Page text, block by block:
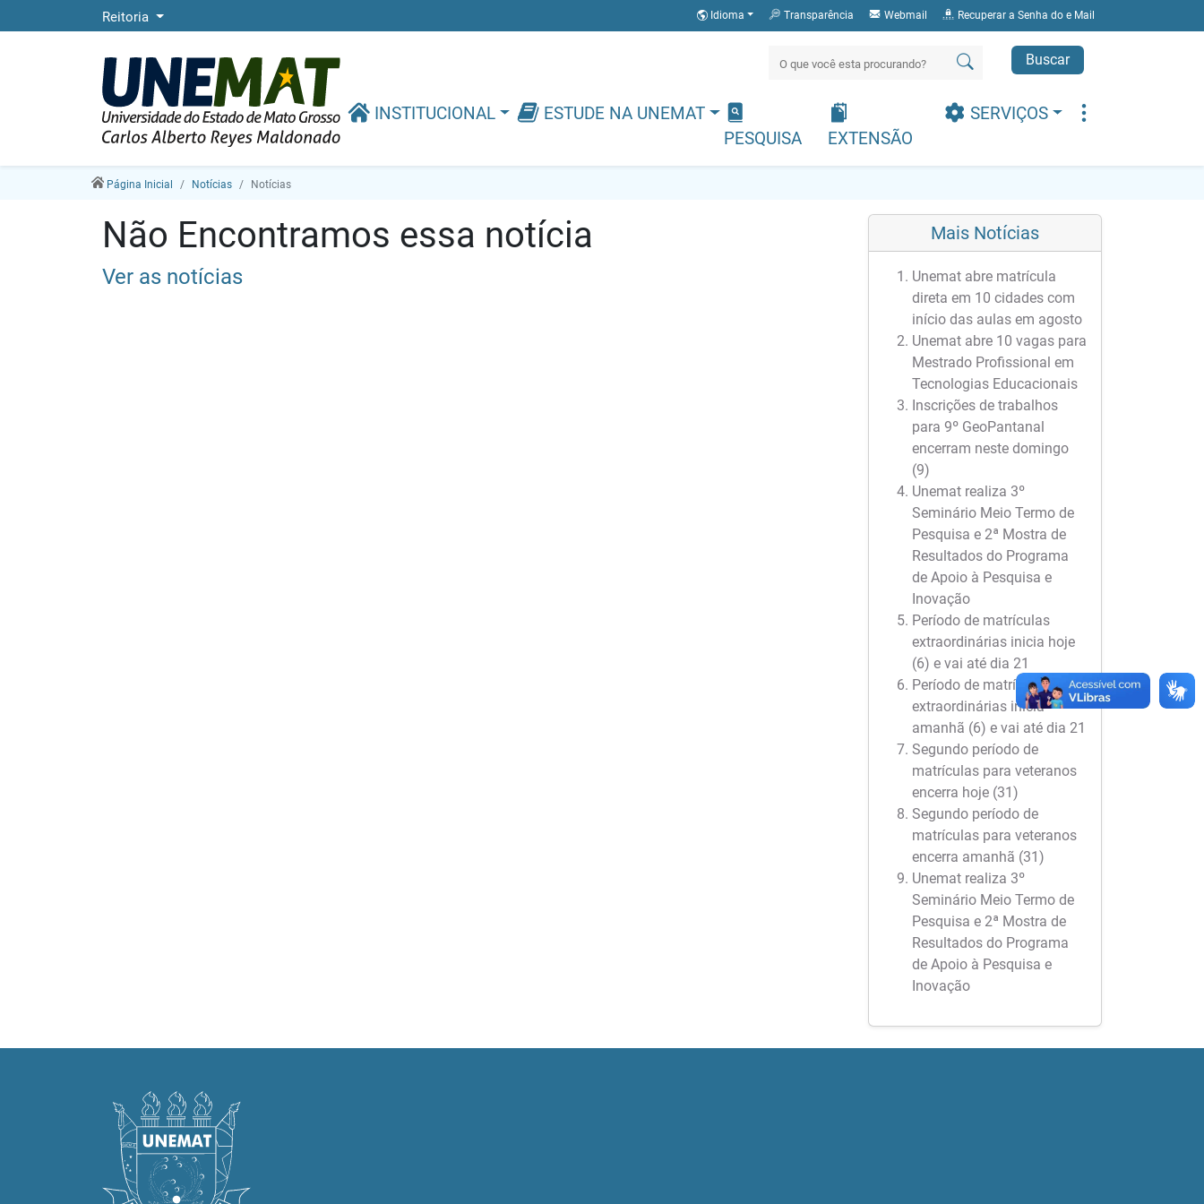
Reitoria Idioma Transparência Webmail Recuperar a Senha do e Mail
Buscar
INSTITUCIONAL
ESTUDE NA UNEMAT
PESQUISA
EXTENSÃO
SERVIÇOS
Página Inicial Notícias Notícias
Não Encontramos essa notícia
Ver as notícias
Mais Notícias
Unemat abre matrícula
direta em 10 cidades com
início das aulas em agosto
Unemat abre 10 vagas para
Mestrado Profissional em
Tecnologias Educacionais
Inscrições de trabalhos
para 9º GeoPantanal
encerram neste domingo
(9)
Unemat realiza 3º
Seminário Meio Termo de
Pesquisa e 2ª Mostra de
Resultados do Programa
de Apoio à Pesquisa e
Inovação
Período de matrículas
extraordinárias inicia hoje
(6) e vai até dia 21
Período de matrículas
extraordinárias inicia
amanhã (6) e vai até dia 21
Segundo período de
matrículas para veteranos
encerra hoje (31)
Segundo período de
matrículas para veteranos
encerra amanhã (31)
Unemat realiza 3º
Seminário Meio Termo de
Pesquisa e 2ª Mostra de
Resultados do Programa
de Apoio à Pesquisa e
Inovação